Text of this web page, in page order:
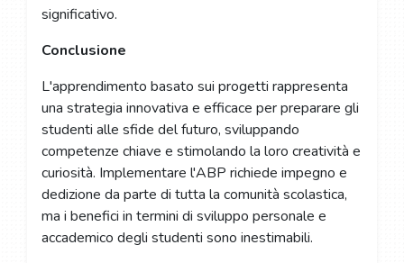
significativo.
Conclusione
L'apprendimento basato sui progetti rappresenta
una strategia innovativa e efficace per preparare gli
studenti alle sfide del futuro, sviluppando
competenze chiave e stimolando la loro creatività e
curiosità. Implementare l'ABP richiede impegno e
dedizione da parte di tutta la comunità scolastica,
ma i benefici in termini di sviluppo personale e
accademico degli studenti sono inestimabili.